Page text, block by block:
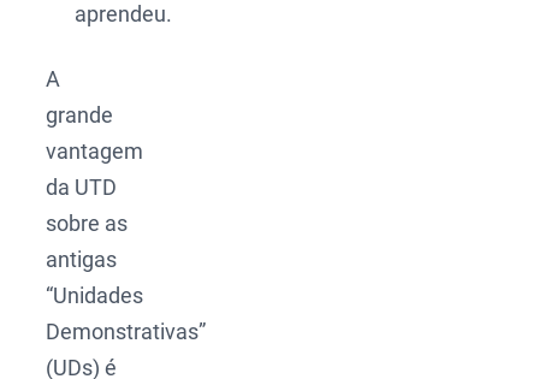
aprendeu.
A
grande
vantagem
da UTD
sobre as
antigas
“Unidades
Demonstrativas”
(UDs) é